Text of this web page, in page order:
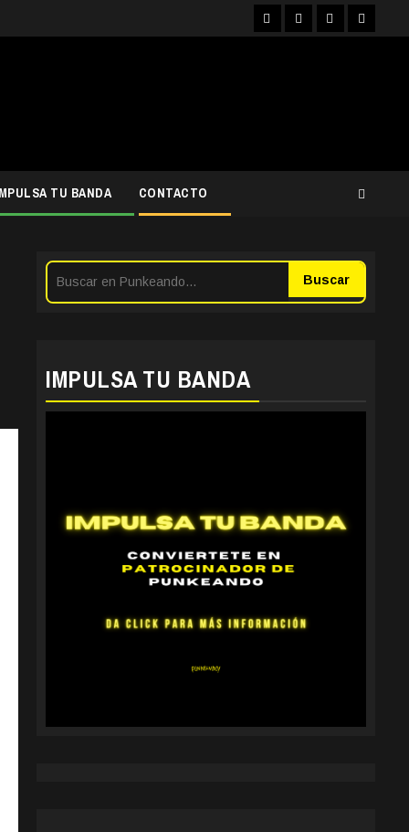
FacebookInstagram
YouTubeTwitter
TU BANDA CONTACTO
Buscar
IMPULSA TU BANDA